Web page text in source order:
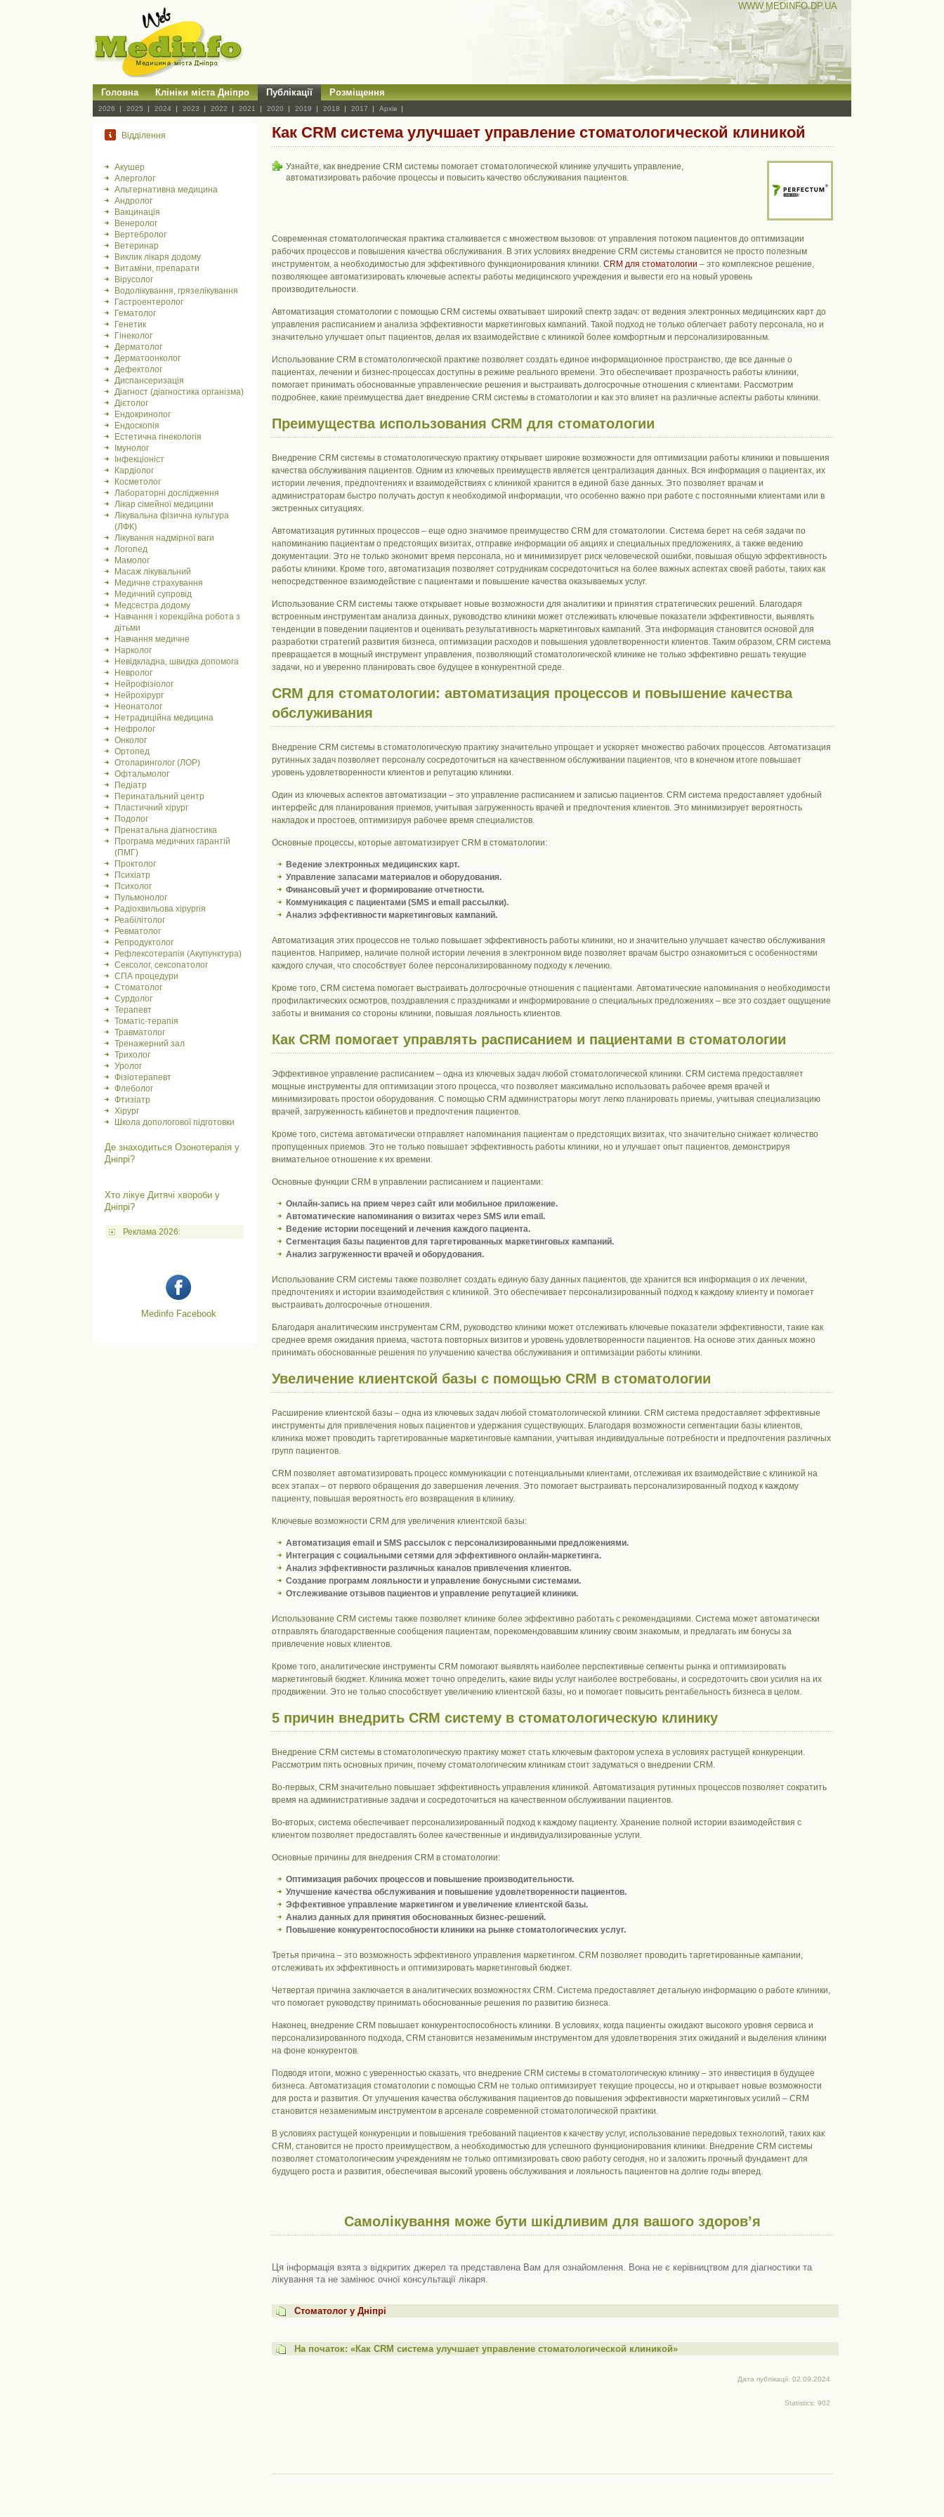
WWW.MEDINFO.DP.UA
Головна Клініки міста Дніпро Публікації Розміщення
2026 2025 2024 2023 2022 2021 2020 2019 2018 2017 Архів
Відділення
Акушер
Алерголог
Альтернативна медицина
Андролог
Вакцинація
Венеролог
Вертебролог
Ветеринар
Виклик лікаря додому
Витаміни, препарати
Вірусолог
Водолікування, грязелікування
Гастроентеролог
Гематолог
Генетик
Гінеколог
Дерматолог
Дерматоонколог
Дефектолог
Диспансеризація
Діагност (діагностика організма)
Дієтолог
Ендокринолог
Ендоскопія
Естетична гінекологія
Імунолог
Інфекціоніст
Кардіолог
Косметолог
Лабораторні дослідження
Лікар сімейної медицини
Лікувальна фізична культура
(ЛФК)
Лікування надмірної ваги
Логопед
Мамолог
Масаж лікувальний
Медичне страхування
Медичний супровід
Медсестра додому
Навчання і корекційна робота з
дітьми
Навчання медичне
Нарколог
Невідкладна, швидка допомога
Невролог
Нейрофізіолог
Нейрохірург
Неонатолог
Нетрадиційна медицина
Нефролог
Онколог
Ортопед
Отоларинголог (ЛОР)
Офтальмолог
Педіатр
Перинатальний центр
Пластичний хірург
Подолог
Пренатальна діагностика
Програма медичних гарантій
(ПМГ)
Проктолог
Психіатр
Психолог
Пульмонолог
Радіохвильова хірургія
Реабілітолог
Ревматолог
Репродуктолог
Рефлексотерапія (Акупунктура)
Сексолог, сексопатолог
СПА процедури
Стоматолог
Сурдолог
Терапевт
Томатіс-терапія
Травматолог
Тренажерний зал
Трихолог
Уролог
Фізіотерапевт
Флеболог
Фтизіатр
Хірург
Школа допологової підготовки
Де знаходиться Озонотерапія у
Дніпрі?
Хто лікуе Дитячі хвороби у
Дніпрі?
Реклама 2026:
Medinfo Facebook
Как CRM система улучшает управление стоматологической клиникой
Узнайте, как внедрение CRM системы помогает стоматологической клинике улучшить управление,
автоматизировать рабочие процессы и повысить качество обслуживания пациентов.
Современная стоматологическая практика сталкивается с множеством вызовов: от управления потоком пациентов до оптимизации
рабочих процессов и повышения качества обслуживания. В этих условиях внедрение CRM системы становится не просто полезным
инструментом, а необходимостью для эффективного функционирования клиники. CRM для стоматологии – это комплексное решение,
позволяющее автоматизировать ключевые аспекты работы медицинского учреждения и вывести его на новый уровень
производительности.
Автоматизация стоматологии с помощью CRM системы охватывает широкий спектр задач: от ведения электронных медицинских карт до
управления расписанием и анализа эффективности маркетинговых кампаний. Такой подход не только облегчает работу персонала, но и
значительно улучшает опыт пациентов, делая их взаимодействие с клиникой более комфортным и персонализированным.
Использование CRM в стоматологической практике позволяет создать единое информационное пространство, где все данные о
пациентах, лечении и бизнес-процессах доступны в режиме реального времени. Это обеспечивает прозрачность работы клиники,
помогает принимать обоснованные управленческие решения и выстраивать долгосрочные отношения с клиентами. Рассмотрим
подробнее, какие преимущества дает внедрение CRM системы в стоматологии и как это влияет на различные аспекты работы клиники.
Преимущества использования CRM для стоматологии
Внедрение CRM системы в стоматологическую практику открывает широкие возможности для оптимизации работы клиники и повышения
качества обслуживания пациентов. Одним из ключевых преимуществ является централизация данных. Вся информация о пациентах, их
истории лечения, предпочтениях и взаимодействиях с клиникой хранится в единой базе данных. Это позволяет врачам и
администраторам быстро получать доступ к необходимой информации, что особенно важно при работе с постоянными клиентами или в
экстренных ситуациях.
Автоматизация рутинных процессов – еще одно значимое преимущество CRM для стоматологии. Система берет на себя задачи по
напоминанию пациентам о предстоящих визитах, отправке информации об акциях и специальных предложениях, а также ведению
документации. Это не только экономит время персонала, но и минимизирует риск человеческой ошибки, повышая общую эффективность
работы клиники. Кроме того, автоматизация позволяет сотрудникам сосредоточиться на более важных аспектах своей работы, таких как
непосредственное взаимодействие с пациентами и повышение качества оказываемых услуг.
Использование CRM системы также открывает новые возможности для аналитики и принятия стратегических решений. Благодаря
встроенным инструментам анализа данных, руководство клиники может отслеживать ключевые показатели эффективности, выявлять
тенденции в поведении пациентов и оценивать результативность маркетинговых кампаний. Эта информация становится основой для
разработки стратегий развития бизнеса, оптимизации расходов и повышения удовлетворенности клиентов. Таким образом, CRM система
превращается в мощный инструмент управления, позволяющий стоматологической клинике не только эффективно решать текущие
задачи, но и уверенно планировать свое будущее в конкурентной среде.
CRM для стоматологии: автоматизация процессов и повышение качества
обслуживания
Внедрение CRM системы в стоматологическую практику значительно упрощает и ускоряет множество рабочих процессов. Автоматизация
рутинных задач позволяет персоналу сосредоточиться на качественном обслуживании пациентов, что в конечном итоге повышает
уровень удовлетворенности клиентов и репутацию клиники.
Один из ключевых аспектов автоматизации – это управление расписанием и записью пациентов. CRM система предоставляет удобный
интерфейс для планирования приемов, учитывая загруженность врачей и предпочтения клиентов. Это минимизирует вероятность
накладок и простоев, оптимизируя рабочее время специалистов.
Основные процессы, которые автоматизирует CRM в стоматологии:
Ведение электронных медицинских карт.
Управление запасами материалов и оборудования.
Финансовый учет и формирование отчетности.
Коммуникация с пациентами (SMS и email рассылки).
Анализ эффективности маркетинговых кампаний.
Автоматизация этих процессов не только повышает эффективность работы клиники, но и значительно улучшает качество обслуживания
пациентов. Например, наличие полной истории лечения в электронном виде позволяет врачам быстро ознакомиться с особенностями
каждого случая, что способствует более персонализированному подходу к лечению.
Кроме того, CRM система помогает выстраивать долгосрочные отношения с пациентами. Автоматические напоминания о необходимости
профилактических осмотров, поздравления с праздниками и информирование о специальных предложениях – все это создает ощущение
заботы и внимания со стороны клиники, повышая лояльность клиентов.
Как CRM помогает управлять расписанием и пациентами в стоматологии
Эффективное управление расписанием – одна из ключевых задач любой стоматологической клиники. CRM система предоставляет
мощные инструменты для оптимизации этого процесса, что позволяет максимально использовать рабочее время врачей и
минимизировать простои оборудования. С помощью CRM администраторы могут легко планировать приемы, учитывая специализацию
врачей, загруженность кабинетов и предпочтения пациентов.
Кроме того, система автоматически отправляет напоминания пациентам о предстоящих визитах, что значительно снижает количество
пропущенных приемов. Это не только повышает эффективность работы клиники, но и улучшает опыт пациентов, демонстрируя
внимательное отношение к их времени.
Основные функции CRM в управлении расписанием и пациентами:
Онлайн-запись на прием через сайт или мобильное приложение.
Автоматические напоминания о визитах через SMS или email.
Ведение истории посещений и лечения каждого пациента.
Сегментация базы пациентов для таргетированных маркетинговых кампаний.
Анализ загруженности врачей и оборудования.
Использование CRM системы также позволяет создать единую базу данных пациентов, где хранится вся информация о их лечении,
предпочтениях и истории взаимодействия с клиникой. Это обеспечивает персонализированный подход к каждому клиенту и помогает
выстраивать долгосрочные отношения.
Благодаря аналитическим инструментам CRM, руководство клиники может отслеживать ключевые показатели эффективности, такие как
среднее время ожидания приема, частота повторных визитов и уровень удовлетворенности пациентов. На основе этих данных можно
принимать обоснованные решения по улучшению качества обслуживания и оптимизации работы клиники.
Увеличение клиентской базы с помощью CRM в стоматологии
Расширение клиентской базы – одна из ключевых задач любой стоматологической клиники. CRM система предоставляет эффективные
инструменты для привлечения новых пациентов и удержания существующих. Благодаря возможности сегментации базы клиентов,
клиника может проводить таргетированные маркетинговые кампании, учитывая индивидуальные потребности и предпочтения различных
групп пациентов.
CRM позволяет автоматизировать процесс коммуникации с потенциальными клиентами, отслеживая их взаимодействие с клиникой на
всех этапах – от первого обращения до завершения лечения. Это помогает выстраивать персонализированный подход к каждому
пациенту, повышая вероятность его возвращения в клинику.
Ключевые возможности CRM для увеличения клиентской базы:
Автоматизация email и SMS рассылок с персонализированными предложениями.
Интеграция с социальными сетями для эффективного онлайн-маркетинга.
Анализ эффективности различных каналов привлечения клиентов.
Создание программ лояльности и управление бонусными системами.
Отслеживание отзывов пациентов и управление репутацией клиники.
Использование CRM системы также позволяет клинике более эффективно работать с рекомендациями. Система может автоматически
отправлять благодарственные сообщения пациентам, порекомендовавшим клинику своим знакомым, и предлагать им бонусы за
привлечение новых клиентов.
Кроме того, аналитические инструменты CRM помогают выявлять наиболее перспективные сегменты рынка и оптимизировать
маркетинговый бюджет. Клиника может точно определить, какие виды услуг наиболее востребованы, и сосредоточить свои усилия на их
продвижении. Это не только способствует увеличению клиентской базы, но и помогает повысить рентабельность бизнеса в целом.
5 причин внедрить CRM систему в стоматологическую клинику
Внедрение CRM системы в стоматологическую практику может стать ключевым фактором успеха в условиях растущей конкуренции.
Рассмотрим пять основных причин, почему стоматологическим клиникам стоит задуматься о внедрении CRM.
Во-первых, CRM значительно повышает эффективность управления клиникой. Автоматизация рутинных процессов позволяет сократить
время на административные задачи и сосредоточиться на качественном обслуживании пациентов.
Во-вторых, система обеспечивает персонализированный подход к каждому пациенту. Хранение полной истории взаимодействия с
клиентом позволяет предоставлять более качественные и индивидуализированные услуги.
Основные причины для внедрения CRM в стоматологии:
Оптимизация рабочих процессов и повышение производительности.
Улучшение качества обслуживания и повышение удовлетворенности пациентов.
Эффективное управление маркетингом и увеличение клиентской базы.
Анализ данных для принятия обоснованных бизнес-решений.
Повышение конкурентоспособности клиники на рынке стоматологических услуг.
Третья причина – это возможность эффективного управления маркетингом. CRM позволяет проводить таргетированные кампании,
отслеживать их эффективность и оптимизировать маркетинговый бюджет.
Четвертая причина заключается в аналитических возможностях CRM. Система предоставляет детальную информацию о работе клиники,
что помогает руководству принимать обоснованные решения по развитию бизнеса.
Наконец, внедрение CRM повышает конкурентоспособность клиники. В условиях, когда пациенты ожидают высокого уровня сервиса и
персонализированного подхода, CRM становится незаменимым инструментом для удовлетворения этих ожиданий и выделения клиники
на фоне конкурентов.
Подводя итоги, можно с уверенностью сказать, что внедрение CRM системы в стоматологическую клинику – это инвестиция в будущее
бизнеса. Автоматизация стоматологии с помощью CRM не только оптимизирует текущие процессы, но и открывает новые возможности
для роста и развития. От улучшения качества обслуживания пациентов до повышения эффективности маркетинговых усилий – CRM
становится незаменимым инструментом в арсенале современной стоматологической практики.
В условиях растущей конкуренции и повышения требований пациентов к качеству услуг, использование передовых технологий, таких как
CRM, становится не просто преимуществом, а необходимостью для успешного функционирования клиники. Внедрение CRM системы
позволяет стоматологическим учреждениям не только оптимизировать свою работу сегодня, но и заложить прочный фундамент для
будущего роста и развития, обеспечивая высокий уровень обслуживания и лояльность пациентов на долгие годы вперед.
Самолікування може бути шкідливим для вашого здоров’я
Ця інформація взята з відкритих джерел та представлена ​​Вам для ознайомлення. Вона не є керівництвом для діагностики та
лікування та не замінює очної консультації лікаря.
Стоматолог у Дніпрі
На початок: «Как CRM система улучшает управление стоматологической клиникой»
Дата публікації: 02.09.2024
Statistics: 902